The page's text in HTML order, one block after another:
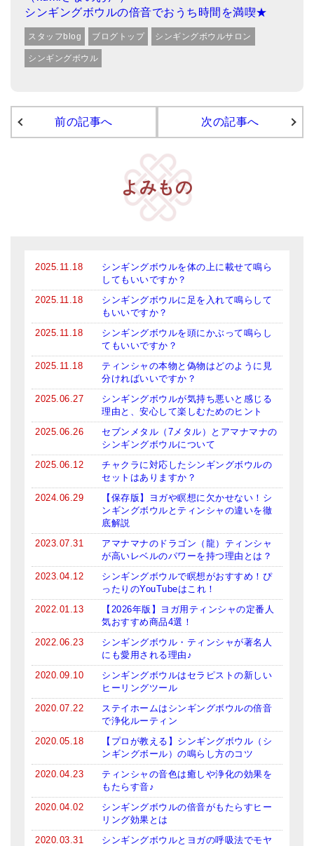
シンギングボウルの倍音でおうち時間を満喫★
スタッフblog ブログトップ シンギングボウルサロン
シンギングボウル
前の記事へ 次の記事へ
よみもの
2025.11.18
シンギングボウルを体の上に載せて鳴ら
してもいいですか？
2025.11.18
シンギングボウルに足を入れて鳴らして
もいいですか？
2025.11.18
シンギングボウルを頭にかぶって鳴らし
てもいいですか？
2025.11.18
ティンシャの本物と偽物はどのように見
分ければいいですか？
2025.06.27
シンギングボウルが気持ち悪いと感じる
理由と、安心して楽しむためのヒント
2025.06.26
セブンメタル（7メタル）とアマナマナの
シンギングボウルについて
2025.06.12
チャクラに対応したシンギングボウルの
セットはありますか？
2024.06.29
【保存版】ヨガや瞑想に欠かせない！シ
ンギングボウルとティンシャの違いを徹
底解説
2023.07.31
アマナマナのドラゴン（龍）ティンシャ
が高いレベルのパワーを持つ理由とは？
2023.04.12
シンギングボウルで瞑想がおすすめ！ぴ
ったりのYouTubeはこれ！
2022.01.13
【2026年版】ヨガ用ティンシャの定番人
気おすすめ商品4選！
2022.06.23
シンギングボウル・ティンシャが著名人
にも愛用される理由♪
2020.09.10
シンギングボウルはセラピストの新しい
ヒーリングツール
2020.07.22
ステイホームはシンギングボウルの倍音
で浄化ルーティン
2020.05.18
【プロが教える】シンギングボウル（シ
ンギングボール）の鳴らし方のコツ
2020.04.23
ティンシャの音色は癒しや浄化の効果を
もたらす音♪
2020.04.02
シンギングボウルの倍音がもたらすヒー
リング効果とは
2020.03.31
シンギングボウルとヨガの呼吸法でモヤ